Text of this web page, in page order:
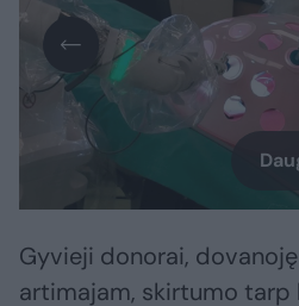
Gyvieji donorai,
artimajam, skirtumo tarp